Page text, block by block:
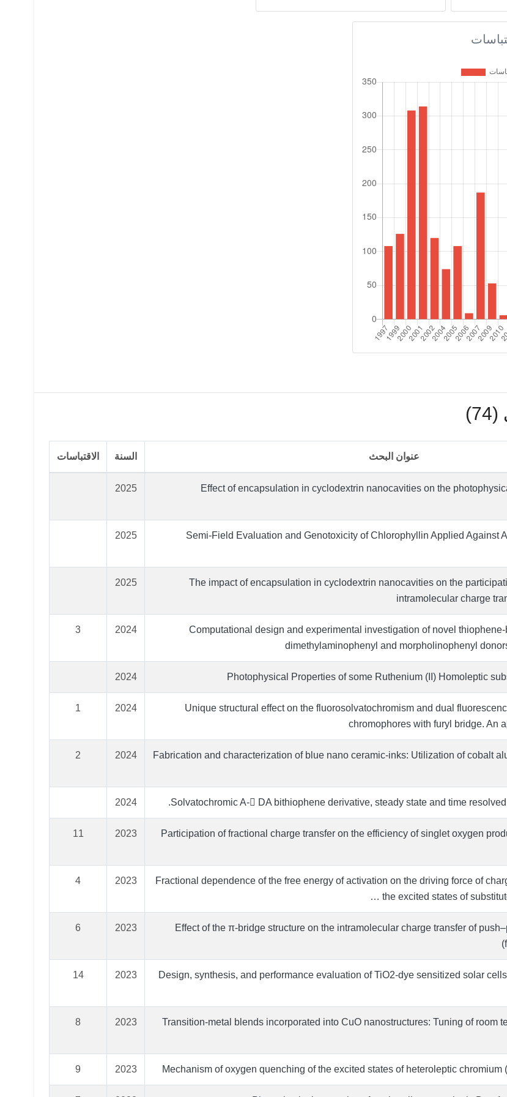
عنوان البحث السنة الاقتباسات
Effect of encapsulation in cyclodextrin nanocavities on the
2025
Semi-Field Evaluation and Genotoxicity of Chlorophyllin Applied Against
2025
The impact of encapsulation in cyclodextrin nanocavities on the
intramolecular charge
2025
Computational design and experimental investigation of novel
dimethylaminophenyl and morpholinophenyl
2024
3
Photophysical Properties of some Ruthenium (II) Homoleptic
2024
Unique structural effect on the fluorosolvatochromism and dual
chromophores with furyl bridge. An
2024
1
Fabrication and characterization of blue nano ceramic-inks: Utilization of cobalt
2024
2
Solvatochromic A- DA bithiophene derivative, steady state and time
2024
Participation of fractional charge transfer on the efficiency of singlet oxygen
2023
11
Fractional dependence of the free energy of activation on the driving force of
the excited states of
2023
4
Effect of the π-bridge structure on the intramolecular charge transfer of
2023
6
Design, synthesis, and performance evaluation of TiO2-dye sensitized solar
2023
14
Transition-metal blends incorporated into CuO nanostructures: Tuning of room
2023
8
Mechanism of oxygen quenching of the excited states of heteroleptic
2023
9